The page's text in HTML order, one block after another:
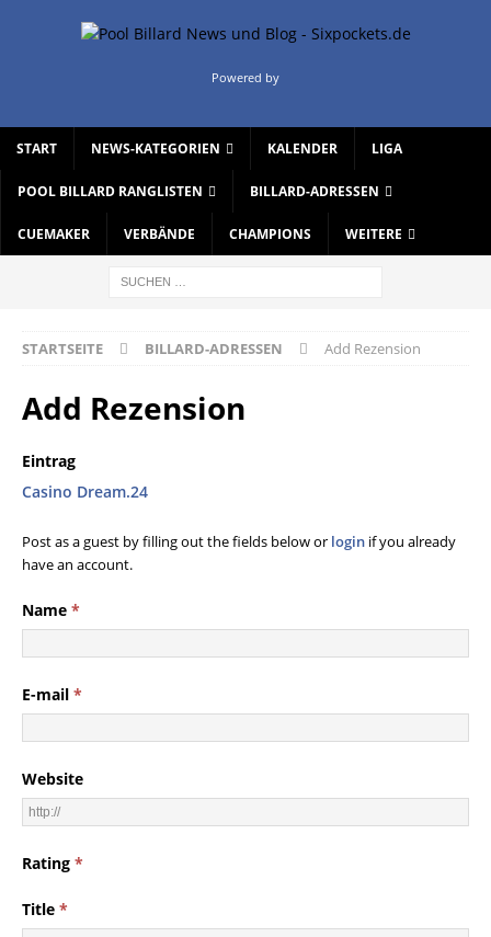
Powered by
START NEWS-KATEGORIEN KALENDER LIGA
POOL BILLARD RANGLISTEN BILLARD-ADRESSEN
CUEMAKER VERBÄNDE CHAMPIONS WEITERE
STARTSEITE BILLARD-ADRESSEN Add Rezension
Add Rezension
Eintrag
Casino Dream.24
Post as a guest by filling out the fields below or login if you already
have an account.
Name *
E-mail *
Website
Rating *
Title *